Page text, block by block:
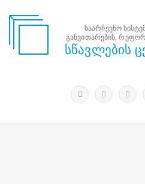
საარჩევნო
სისტემების
საარჩევნო
განვითარების,
სწავლების
ძიება
მოძებნა